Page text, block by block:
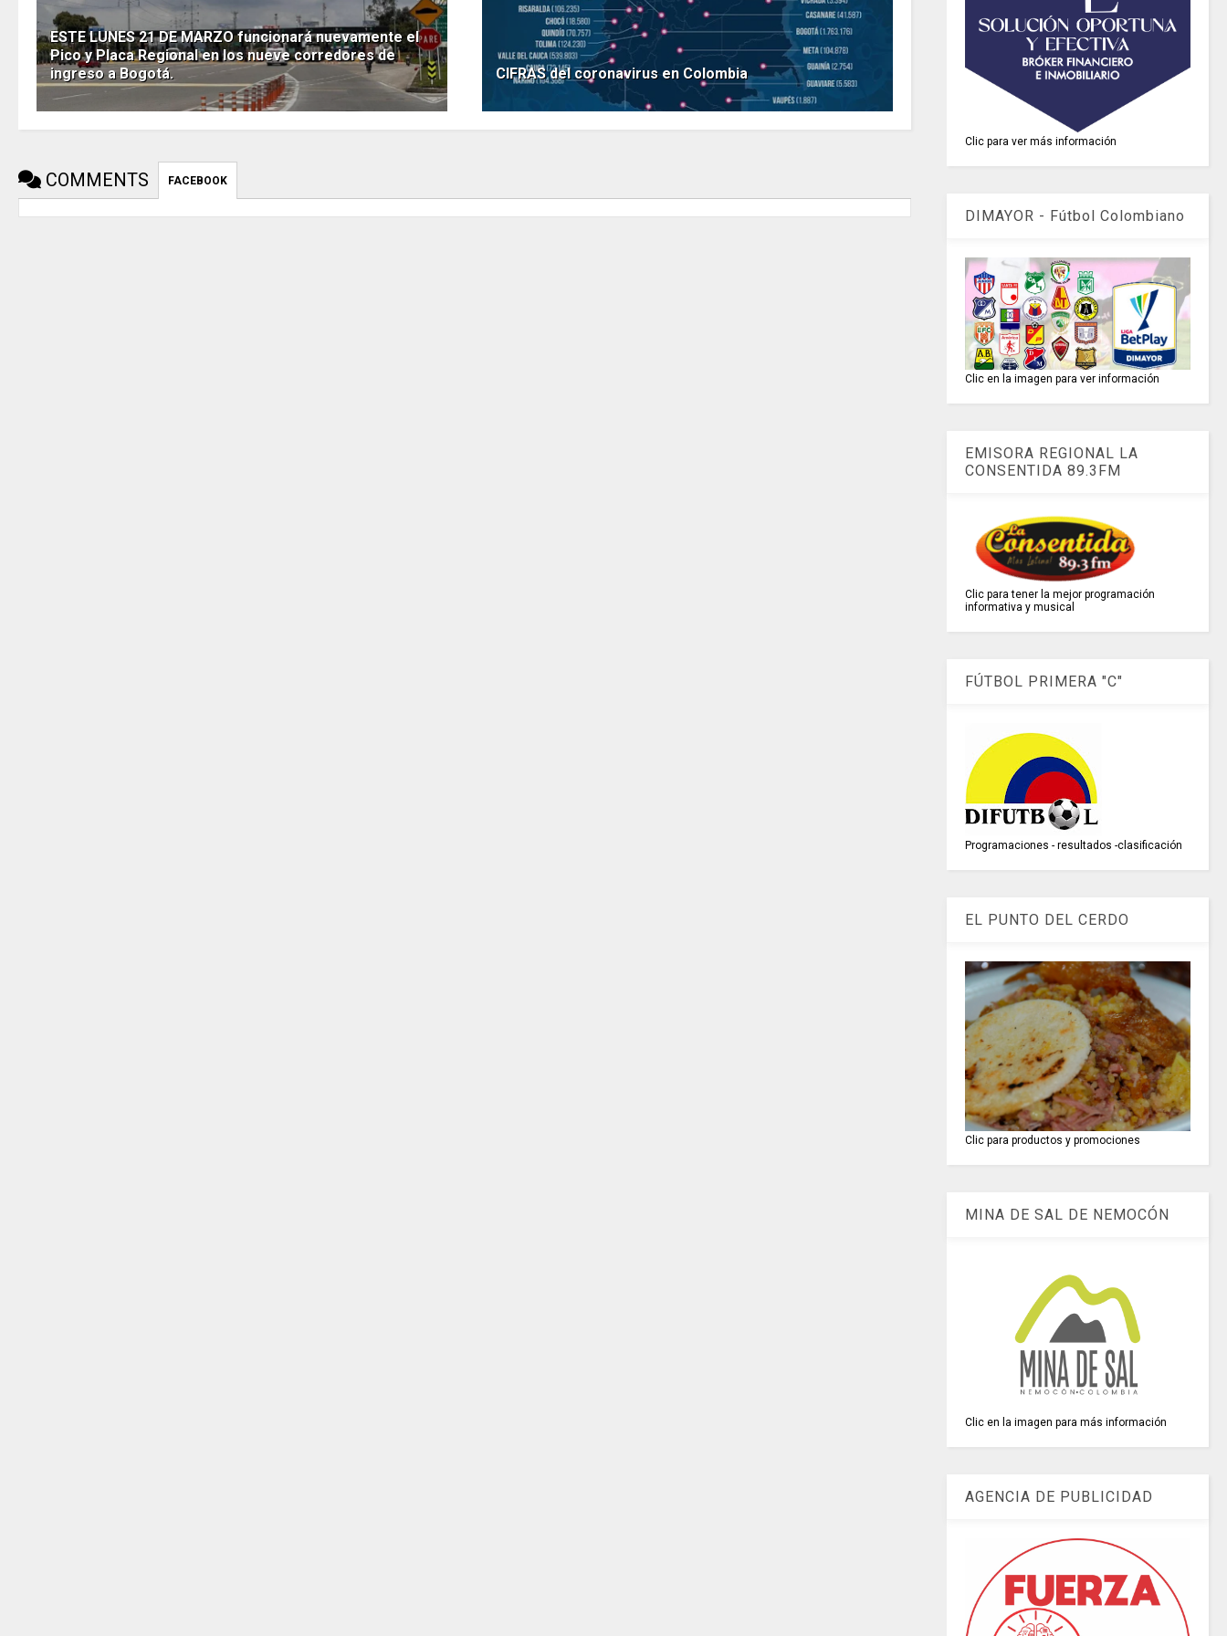
ESTE LUNES 21 DE MARZO funcionará nuevamente el
Pico y Placa Regional en los nueve corredores de
ingreso a Bogotá.
CIFRAS del coronavirus en Colombia
COMMENTS FACEBOOK
Clic para ver más información
DIMAYOR - Fútbol Colombiano
Clic en la imagen para ver información
EMISORA REGIONAL LA
CONSENTIDA 89.3FM
Clic para tener la mejor programación
informativa y musical
FÚTBOL PRIMERA "C"
Programaciones - resultados -clasificación
EL PUNTO DEL CERDO
Clic para productos y promociones
MINA DE SAL DE NEMOCÓN
Clic en la imagen para más información
AGENCIA DE PUBLICIDAD